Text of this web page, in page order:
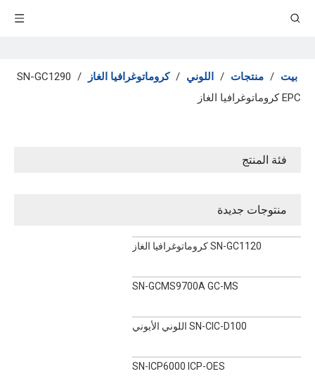
بيت / منتجات / اللوني / كروماتوغرافيا الغاز /
SN-GC1290
EPC كروماتوغرافيا الغاز
فئة المنتج
منتوجات جديدة
SN-GC1120 كروماتوغرافيا الغاز
SN-GCMS9700A GC-MS
SN-CIC-D100 اللوني الأيوني
SN-ICP6000 ICP-OES